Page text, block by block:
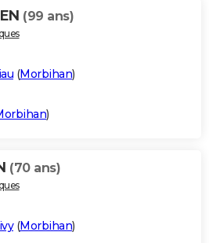
(99 ans)
(Morbihan)
)
(70 ans)
(Morbihan)